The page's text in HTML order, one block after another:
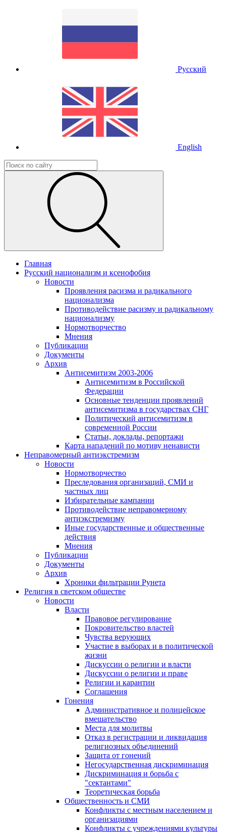
Русский
English
Главная
Русский национализм и ксенофобия
Новости
Проявления расизма и радикального
национализма
Противодействие расизму и радикальному
национализму
Нормотворчество
Мнения
Публикации
Документы
Архив
Антисемитизм 2003-2006
Антисемитизм в Российской
Федерации
Основные тенденции проявлений
антисемитизма в государствах СНГ
Политический антисемитизм в
современной России
Статьи, доклады, репортажи
Карта нападений по мотиву ненависти
Неправомерный антиэкстремизм
Новости
Нормотворчество
Преследования организаций, СМИ и
частных лиц
Избирательные кампании
Противодействие неправомерному
антиэкстремизму
Иные государственные и общественные
действия
Мнения
Публикации
Документы
Архив
Хроники фильтрации Рунета
Религия в светском обществе
Новости
Власти
Правовое регулирование
Покровительство властей
Чувства верующих
Участие в выборах и в политической
жизни
Дискуссии о религии и власти
Дискуссии о религии и праве
Религии и карантин
Соглашения
Гонения
Административное и полицейское
вмешательство
Места для молитвы
Отказ в регистрации и ликвидация
религиозных объединений
Защита от гонений
Негосударственная дискриминация
Дискриминация и борьба с
"сектантами"
Теоретическая борьба
Общественность и СМИ
Конфликты с местным населением и
организациями
Конфликты с учреждениями культуры